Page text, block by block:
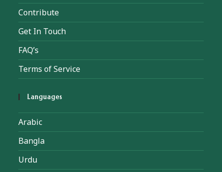
Contribute
Get In Touch
FAQ’s
Terms of Service
Languages
Arabic
Bangla
Urdu